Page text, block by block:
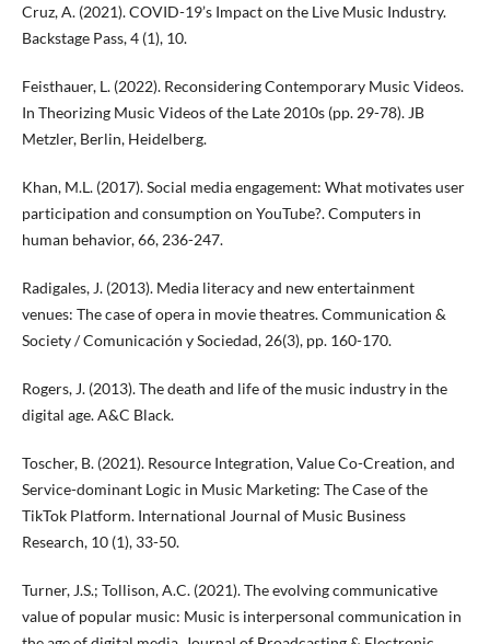
Cruz, A. (2021). COVID-19’s Impact on the Live Music Industry.
Backstage Pass, 4 (1), 10.
Feisthauer, L. (2022). Reconsidering Contemporary Music Videos.
In Theorizing Music Videos of the Late 2010s (pp. 29-78). JB
Metzler, Berlin, Heidelberg.
Khan, M.L. (2017). Social media engagement: What motivates user
participation and consumption on YouTube?. Computers in
human behavior, 66, 236-247.
Radigales, J. (2013). Media literacy and new entertainment
venues: The case of opera in movie theatres. Communication &
Society / Comunicación y Sociedad, 26(3), pp. 160-170.
Rogers, J. (2013). The death and life of the music industry in the
digital age. A&C Black.
Toscher, B. (2021). Resource Integration, Value Co-Creation, and
Service-dominant Logic in Music Marketing: The Case of the
TikTok Platform. International Journal of Music Business
Research, 10 (1), 33-50.
Turner, J.S.; Tollison, A.C. (2021). The evolving communicative
value of popular music: Music is interpersonal communication in